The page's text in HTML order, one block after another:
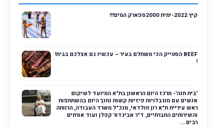
קיץ 2022-ימית 2000ספארק המים!!!
BEEF הסטייק הכי משתלם בעיר – עכשיו גם אצלכם בבית!
!
'בית חנה'- מרכז היום הראשון בת"א המיועד לשיקום
אנשים עם מוגבלויות פיזיות קשות נחנך היום בהשתתפות
ראש עיריית ת"א רון חולדאי, מנכ"ל משרד העבודה, הרווחה
והשירותים החברתיים, ד"ר אביגדור קפלן ועוד אורחים
רבים....